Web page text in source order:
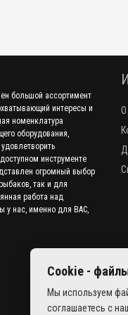
большой ассортимент
интересы и
номенклатура
оборудования,
инструменте
огромный выбор
так и для
работа над
у нас, именно для ВАС,
О
Cookie -
Мы используем
соглашаетесь с